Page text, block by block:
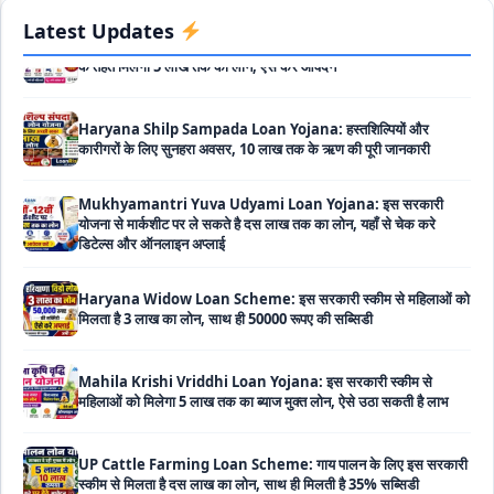
Latest Updates
Haryana Shilp Sampada Loan Yojana: हस्तशिल्पियों और
कारीगरों के लिए सुनहरा अवसर, 10 लाख तक के ऋण की पूरी जानकारी
Mukhyamantri Yuva Udyami Loan Yojana: इस सरकारी
योजना से मार्कशीट पर ले सकते है दस लाख तक का लोन, यहाँ से चेक करे
Haryana Widow Loan Scheme: इस सरकारी स्कीम से महिलाओं को
मिलता है 3 लाख का लोन, साथ ही 50000 रूपए की सब्सिडी
Mahila Krishi Vriddhi Loan Yojana: इस सरकारी स्कीम से
महिलाओं को मिलेगा 5 लाख तक का ब्याज मुक्त लोन, ऐसे उठा सकती है लाभ
UP Cattle Farming Loan Scheme: गाय पालन के लिए इस सरकारी
स्कीम से मिलता है दस लाख का लोन, साथ ही मिलती है 35% सब्सिडी
EShram Card Loan Yojana: इस सरकारी स्कीम से मजदूरों को मिलता